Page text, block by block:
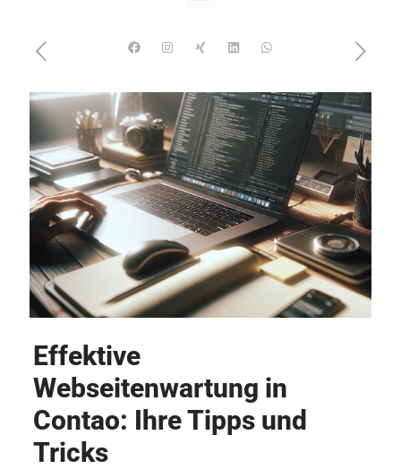
Effektive
Webseitenwartung in
Contao: Ihre Tipps und
Tricks